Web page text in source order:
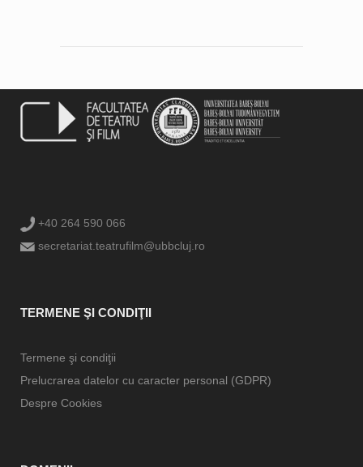
+40 264 590 066
secretariat.teatrufilm@ubbcluj.ro
TERMENE ŞI CONDIŢII
Termene şi condiţii
Prelucrarea datelor cu caracter personal (GDPR)
Despre Cookies